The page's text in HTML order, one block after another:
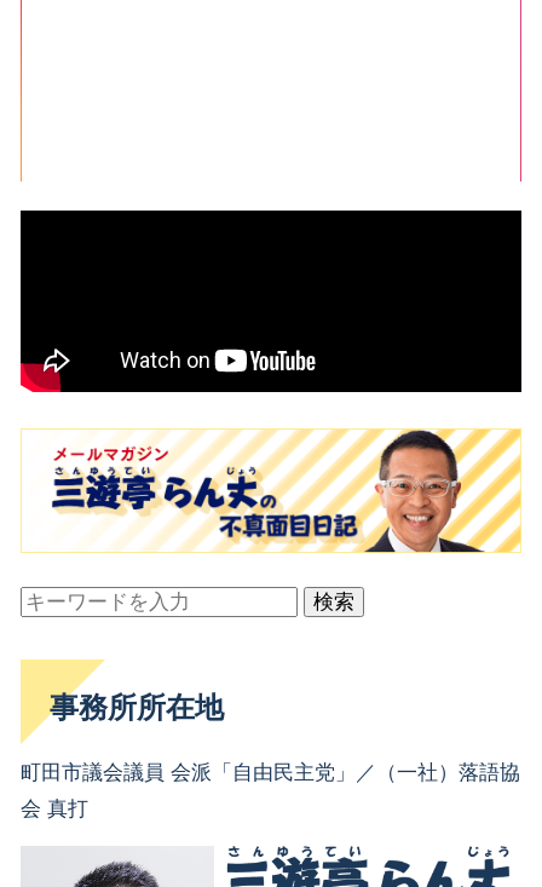
検索
事務所所在地
町田市議会議員 会派「自由民主党」／（一社）落語協
会 真打